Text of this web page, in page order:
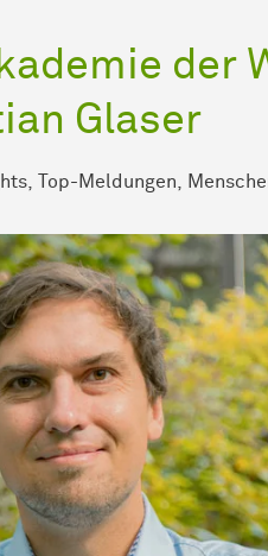
der
Glaser
Top-Meldungen